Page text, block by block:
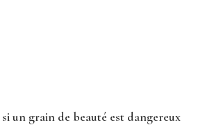
un grain de beauté est dangereux